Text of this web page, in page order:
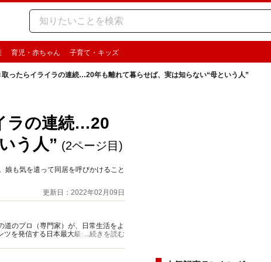
育児・赤ちゃん 子育て・キッズ
取ったらイライラの連続…20年も離れて暮らせば、実は知らない“母という人”
ラの連続…20
う人” (2ページ目)
も気を遣って同居を呼びかけること
更新日：2022年02月09日
道のプロ（専門家）が、日常生活をよ
ツを発信する日本最大級の総合情報サ
...続きを読む